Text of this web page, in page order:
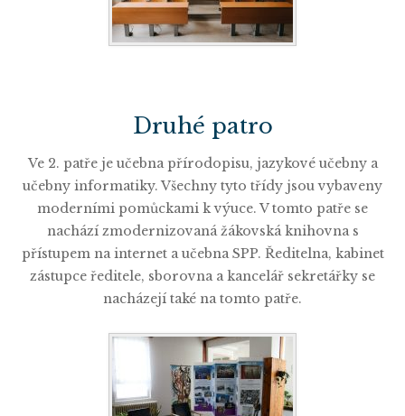
Druhé patro
Ve 2. patře je učebna přírodopisu, jazykové učebny a
učebny informatiky. Všechny tyto třídy jsou vybaveny
moderními pomůckami k výuce. V tomto patře se
nachází zmodernizovaná žákovská knihovna s
přístupem na internet a učebna SPP. Ředitelna, kabinet
zástupce ředitele, sborovna a kancelář sekretářky se
nacházejí také na tomto patře.